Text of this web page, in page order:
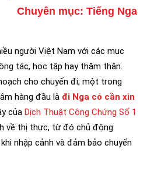
Chuyên mục: Tiếng Nga
người Việt Nam với các mục
tác, học tập hay thăm thân.
cho chuyến đi, một trong
hàng đầu là đi Nga có cần xin
của Dịch Thuật Công Chứng Số 1
về thị thực, từ đó chủ động
nhập cảnh và đảm bảo chuyến